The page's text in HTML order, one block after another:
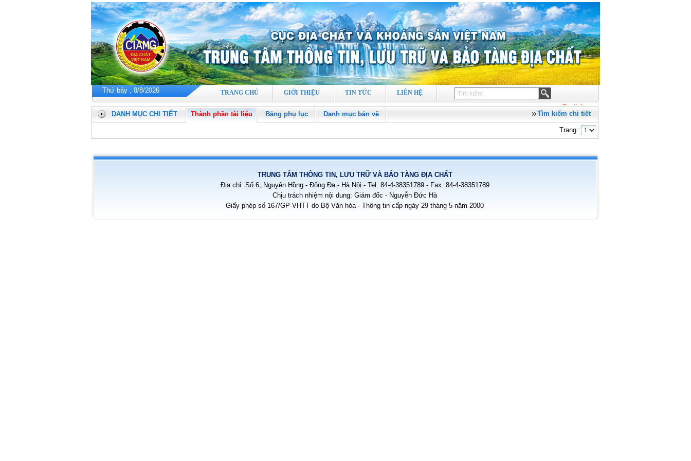
Thứ bảy , 8/8/2026 TRANG CHỦ GIỚI THIỆU TIN TỨC
LIÊN HỆ
English
DANH MỤC CHI TIẾT Thành phần tài liệu Bảng phụ lục Danh mục bản vẽ Tìm kiếm chi tiết
Trang :
TRUNG TÂM THÔNG TIN, LƯU TRỮ VÀ BẢO TÀNG ĐỊA CHẤT
Địa chỉ: Số 6, Nguyên Hồng - Đống Đa - Hà Nội - Tel. 84-4-38351789 - Fax. 84-4-38351789
Chịu trách nhiệm nội dung: Giám đốc - Nguyễn Đức Hà
Giấy phép số 167/GP-VHTT do Bộ Văn hóa - Thông tin cấp ngày 29 tháng 5 năm 2000